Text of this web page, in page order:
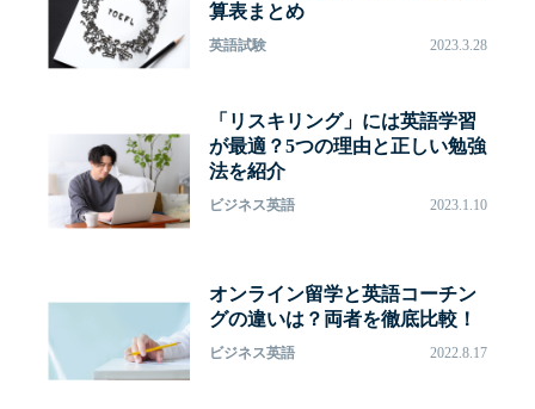
算表まとめ
英語試験 2023.3.28
「リスキリング」には英語学習
が最適？5つの理由と正しい勉強
法を紹介
ビジネス英語 2023.1.10
オンライン留学と英語コーチン
グの違いは？両者を徹底比較！
ビジネス英語 2022.8.17